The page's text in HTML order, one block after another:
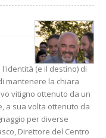
(e il destino) di
mantenere la chiara
vitigno ottenuto da un
a sua volta ottenuto da
per diverse
Direttore del Centro